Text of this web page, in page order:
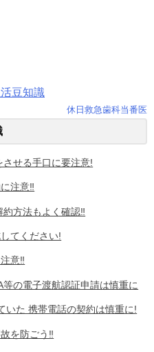
豆知識
休日救急歯科当番医
せる手口に要注意!
注意‼
方法もよく確認‼
てください!
意‼
の電子渡航認証申請は慎重に
いた 携帯電話の契約は慎重に!
を防ごう‼